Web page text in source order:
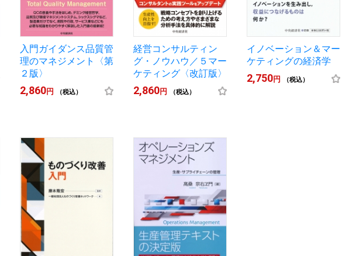
入門ガイダンス品質管
理のマネジメント〈第
２版〉
2,860円 （税込）
経営コンサルティン
グ・ノウハウ／５マー
ケティング〈改訂版〉
2,860円 （税込）
イノベーション＆マー
ケティングの経済学
2,750円 （税込）